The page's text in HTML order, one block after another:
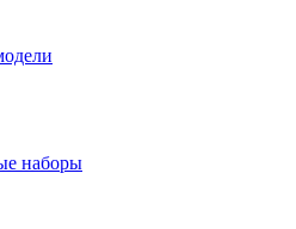
наборы